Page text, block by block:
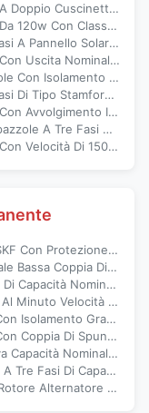
Per Sistemi Di Alimentazione Industriali
Doppio Per Sistemi Di Alimentazione Industriali
KVA E Velocità Nominale Di 1500 Rpm O 1800 Rpm
Rame Al 100% E Isolamento Di Classe H
Da 120 W Per La Generazione Di Energia Industriale
Per La Generazione Di Energia Industriale
Isolamento H E Montaggio Tipo Stamford
O 1800 Rpm E Avvolgimenti In Rame Al 100%
Da 64~300w Con Montaggio Tipo Stamford
Di Energia Rinnovabile Da 20-900 RPM
20 Anni Per Turbine Eoliche E Sistemi Idroelettrici
E Cuscinetto SKF Per Turbine Eoliche E Idroelettriche
Di Grado Isolante Per La Conversione Di Energia
Di 20 Anni Per La Generazione Di Energia
Da 20-900 Giri/Min Per Sistemi Di Energia Rinnovabile
Con Cuscinetto SKF Per Applicazioni Pesanti
Di Avvio Bassa Per Sistemi Di Energia Rinnovabile
E 20 Anni Di Vita Per La Generazione Di Energia